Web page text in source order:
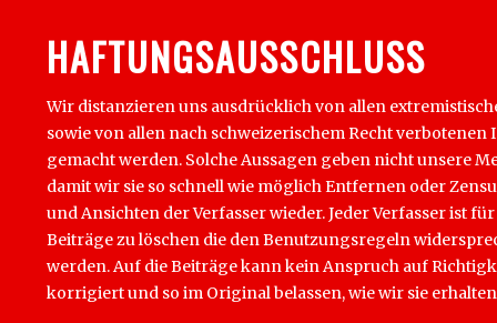
HAFTUNGSAUSSCHLUSS
Wir distanzieren uns ausdrücklich von allen
sowie von allen nach schweizerischem Recht
gemacht werden. Solche Aussagen geben nicht unsere
damit wir sie so schnell wie möglich Entfernen oder
und Ansichten der Verfasser wieder. Jeder Verfasser ist
Beiträge zu löschen die den Benutzungsregeln
werden. Auf die Beiträge kann kein Anspruch auf
korrigiert und so im Original belassen, wie wir sie